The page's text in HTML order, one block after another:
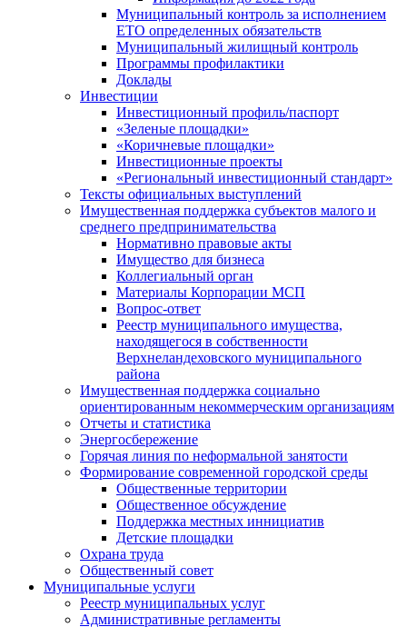
Муниципальный контроль за исполнением
ЕТО определенных обязательств
Муниципальный жилищный контроль
Программы профилактики
Доклады
Инвестиции
Инвестиционный профиль/паспорт
«Зеленые площадки»
«Коричневые площадки»
Инвестиционные проекты
«Региональный инвестиционный стандарт»
Тексты официальных выступлений
Имущественная поддержка субъектов малого и
среднего предпринимательства
Нормативно правовые акты
Имущество для бизнеса
Коллегиальный орган
Материалы Корпорации МСП
Вопрос-ответ
Реестр муниципального имущества,
находящегося в собственности
Верхнеландеховского муниципального
района
Имущественная поддержка социально
ориентированным некоммерческим организациям
Отчеты и статистика
Энергосбережение
Горячая линия по неформальной занятости
Формирование современной городской среды
Общественные территории
Общественное обсуждение
Поддержка местных иннициатив
Детские площадки
Охрана труда
Общественный совет
Муниципальные услуги
Реестр муниципальных услуг
Административные регламенты